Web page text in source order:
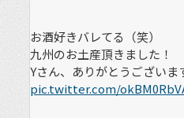
お酒好きバレてる（笑）
九州のお土産頂きました！
Yさん、ありがとうございま
pic.twitter.com/